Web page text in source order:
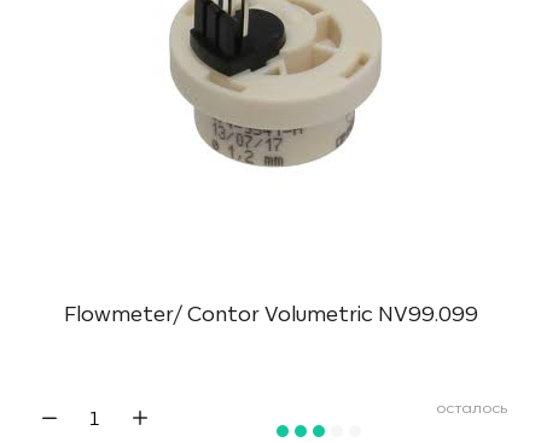
Flowmeter/ Contor Volumetric NV99.099
осталось